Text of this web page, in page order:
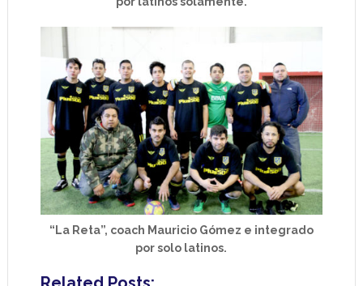
“La Reta”, coach Mauricio Gómez e integrado
por solo latinos.